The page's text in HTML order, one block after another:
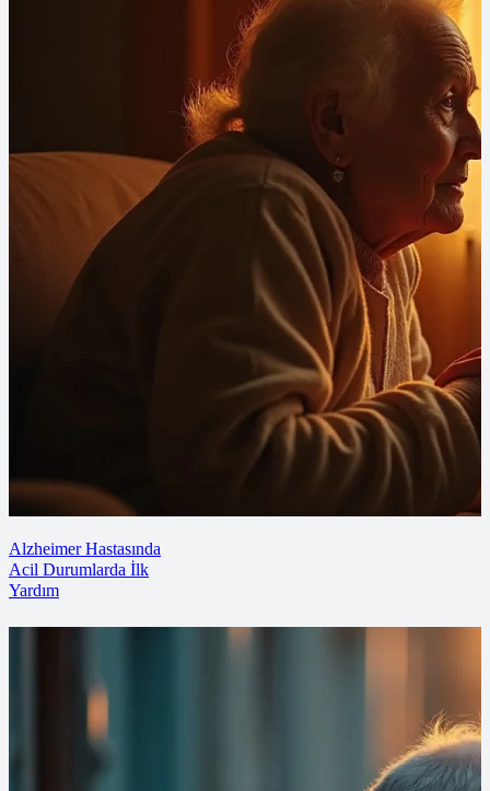
Alzheimer Hastasında
Acil Durumlarda İlk
Yardım